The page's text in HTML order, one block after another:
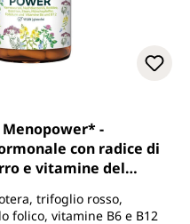
-
con radice di
e vitamine del
trifoglio rosso,
folico, vitamine B6 e B12